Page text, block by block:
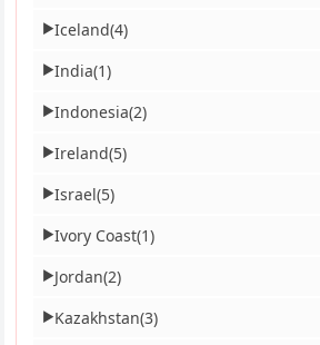
▶Iceland(4)
▶India(1)
▶Indonesia(2)
▶Ireland(5)
▶Israel(5)
▶Ivory Coast(1)
▶Jordan(2)
▶Kazakhstan(3)